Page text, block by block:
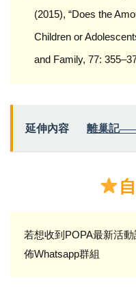
(2015), “Does the
Children or
and Family, 77:
延伸內容 離巢記
若想收到POPA最新活
佈Whatsapp群組